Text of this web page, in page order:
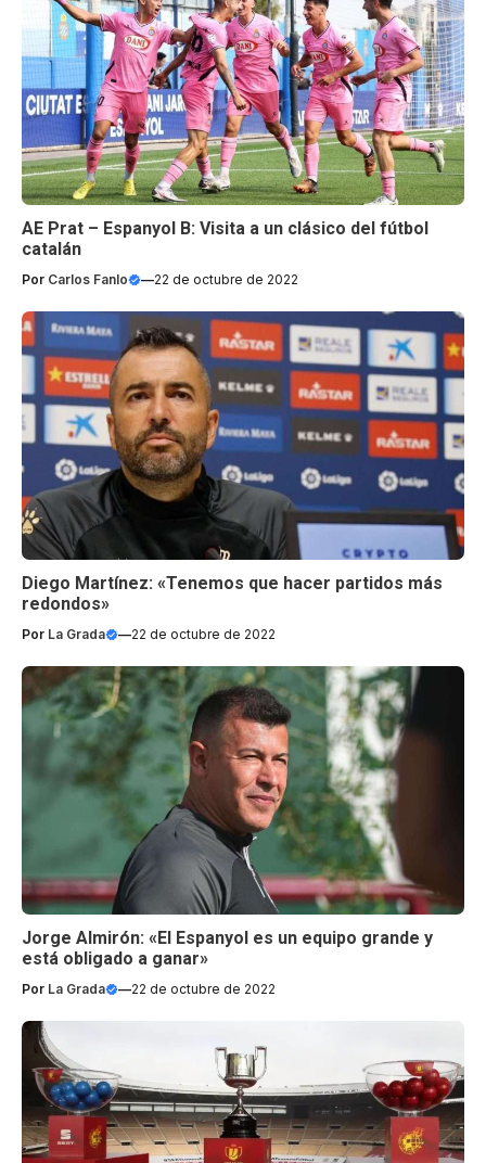
AE Prat – Espanyol B: Visita a un clásico del fútbol
catalán
Por Carlos Fanlo —22 de octubre de 2022
Diego Martínez: «Tenemos que hacer partidos más
redondos»
Por La Grada —22 de octubre de 2022
Jorge Almirón: «El Espanyol es un equipo grande y
está obligado a ganar»
Por La Grada —22 de octubre de 2022